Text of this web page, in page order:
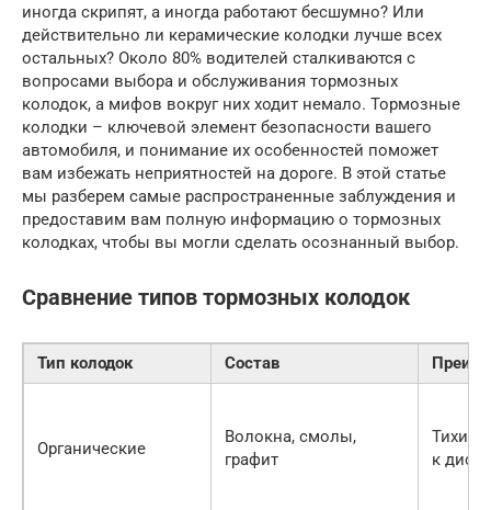
иногда скрипят, а иногда работают бесшумно? Или
действительно ли керамические колодки лучше всех
остальных? Около 80% водителей сталкиваются с
вопросами выбора и обслуживания тормозных
колодок, а мифов вокруг них ходит немало. Тормозные
колодки – ключевой элемент безопасности вашего
автомобиля, и понимание их особенностей поможет
вам избежать неприятностей на дороге. В этой статье
мы разберем самые распространенные заблуждения и
предоставим вам полную информацию о тормозных
колодках, чтобы вы могли сделать осознанный выбор.
Сравнение типов тормозных колодок
Тип колодок Состав
Органические
Волокна, смолы,
графит
Тихие,
к